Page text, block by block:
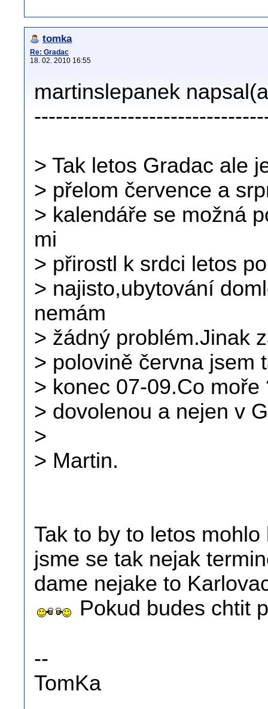
tomka
Re: Gradac
18. 02. 2010 16:55
martinslepanek
> Tak letos Gradac ale
> přelom července a
> kalendáře se možná
mi
> přirostl k srdci letos
> najisto,ubytování
nemám
> žádný problém.Jinak
> polovině června jsem
> konec 07-09.Co
> dovolenou a nejen v
>
> Martin.
Tak to by to letos
jsme se tak nejak
dame nejake to
Pokud budes chtit
--
TomKa